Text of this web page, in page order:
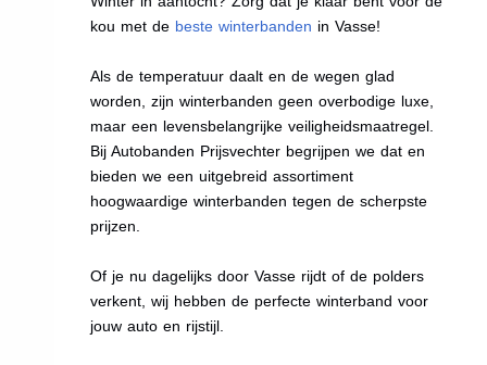
kou met de beste winterbanden in Vasse!
Als de temperatuur daalt en de wegen glad
worden, zijn winterbanden geen overbodige luxe,
maar een levensbelangrijke veiligheidsmaatregel.
Bij Autobanden Prijsvechter begrijpen we dat en
bieden we een uitgebreid assortiment
hoogwaardige winterbanden tegen de scherpste
prijzen.
Of je nu dagelijks door Vasse rijdt of de polders
verkent, wij hebben de perfecte winterband voor
jouw auto en rijstijl.